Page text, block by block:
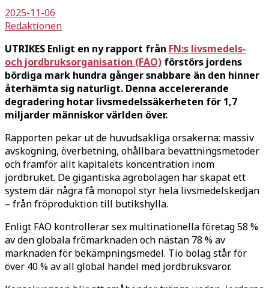
2025-11-06
Redaktionen
UTRIKES Enligt en ny rapport från FN:s livsmedels-
och jordbruksorganisation (FAO) förstörs jordens
bördiga mark hundra gånger snabbare än den hinner
återhämta sig naturligt. Denna accelererande
degradering hotar livsmedelssäkerheten för 1,7
miljarder människor världen över.
Rapporten pekar ut de huvudsakliga orsakerna: massiv
avskogning, överbetning, ohållbara bevattningsmetoder
och framför allt kapitalets koncentration inom
jordbruket. De gigantiska agrobolagen har skapat ett
system där några få monopol styr hela livsmedelskedjan
– från fröproduktion till butikshylla.
Enligt FAO kontrollerar sex multinationella företag 58 %
av den globala frömarknaden och nästan 78 % av
marknaden för bekämpningsmedel. Tio bolag står för
över 40 % av all global handel med jordbruksvaror.